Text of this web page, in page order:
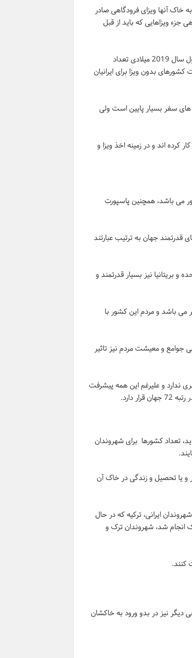
30 کشور در هنگام ورود شهروندان ایران به خاک آنها ویزای فرودگاهی صادر
در این مقاله ویزای فرودگاهی جزء ویزاهایی که باید از قبل
پاسپورت ایرانی در حال حاضر در رتبه 98 جهان و هم رده با پاسپورت های کشورهایی مانند بنگلادش، اریتره و کنگو قرار دارد و در نیمه اول سال 2019 میلادی تعداد
افزایش اعتبار گذرنامه ایرانی به عدد 42 رسید، فهرست و لیست کشورهای بدون ویزا برای ایرانیان
های سفر بسیار پایین است ولی
کرده اند و در زمینه اخذ ویزا و
در حال حاضر قوی ترین پاسپورت را در جهان دارد و تعداد کشورهای بدون ویزا برای شهروندان ژاپنی 191 کشور می باشد، همچنین پاسپورت
و آلمان 189 کشور می باشد. دیگر پاسپورت های قدرتمند جهان به ترتیب عبارتند
پاسپورت ایالات متحده و بریتانیا نیز بسیار قدرتمند و
افغان صفر می باشد و مردم این کشور با
جوامع و معیشت مردم نیز تاثیر
ندارد و علیرغم این همه پیشرفت
تعداد کشورها برای شهروندان
و یا تحصیل و زندگی در خاک آن
ایرانی، ترکیه که در حال
انجام شد، شهروندان ترک و
دیگر نیز در بدو ورود به خاکشان